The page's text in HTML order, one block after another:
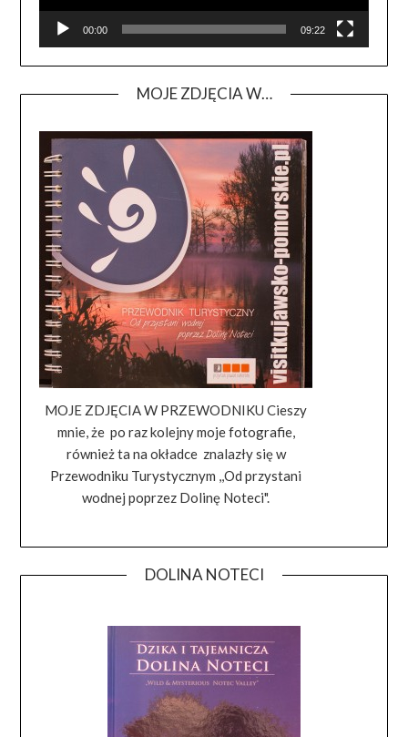
00:00 09:22
MOJE ZDJĘCIA W…
MOJE ZDJĘCIA W PRZEWODNIKU Cieszy
mnie, że po raz kolejny moje fotografie,
również ta na okładce znalazły się w
Przewodniku Turystycznym ,,Od przystani
wodnej poprzez Dolinę Noteci".
DOLINA NOTECI